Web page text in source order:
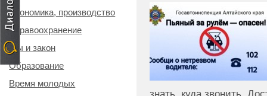
Экономика, производство
Здравоохранение
Мы и закон
Образование
Время молодых